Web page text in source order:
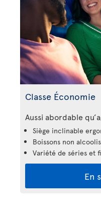
Classe Économie
Aussi abordable
Siège inclinable
Boissons non
Variété de séries et
En